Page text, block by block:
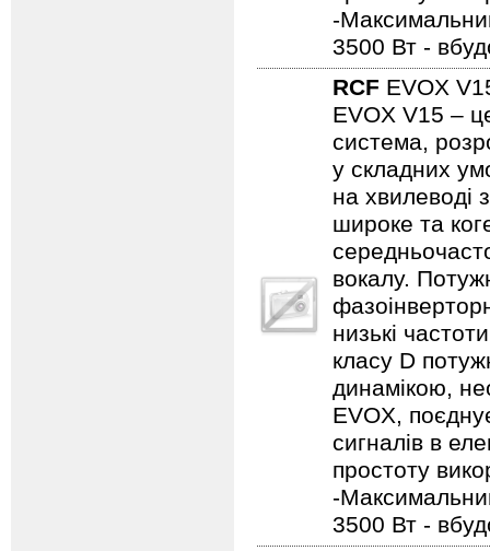
-
3500 Вт -
RCF EVOX
EVOX V15 –
система,
у складних
на хвилеводі
широке та
вокалу.
низькі
класу D
динамікою,
EVOX,
сигналів в
простоту
-
3500 Вт -